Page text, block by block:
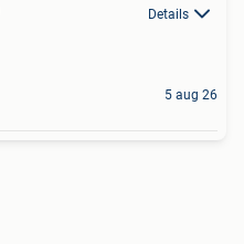
Details
5 aug 26